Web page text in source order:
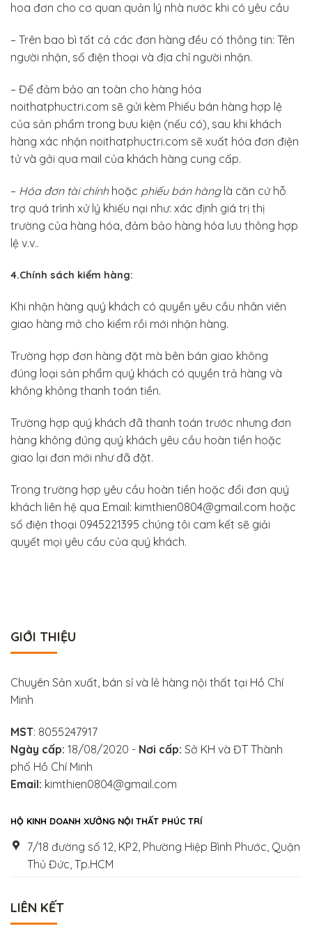
hoa đơn cho cơ quan quản lý nhà nước khi có yêu cầu
– Trên bao bì tất cả các đơn hàng đều có thông tin: Tên
người nhận, số điện thoại và địa chỉ người nhận.
– Để đảm bảo an toàn cho hàng hóa
noithatphuctri.com sẽ gửi kèm Phiếu bán hàng hợp lệ
của sản phẩm trong bưu kiện (nếu có), sau khi khách
hàng xác nhận noithatphuctri.com sẽ xuất hóa đơn điện
tử và gởi qua mail của khách hàng cung cấp.
– Hóa đơn tài chínhhoặc phiếu bán hànglà căn cứ hỗ
trợ quá trình xử lý khiếu nại như: xác định giá trị thị
trường của hàng hóa, đảm bảo hàng hóa lưu thông hợp
lệ v.v..
4.Chính sách kiểm hàng:
Khi nhận hàng quý khách có quyền yêu cầu nhân viên
giao hàng mở cho kiểm rồi mới nhận hàng.
Trường hợp đơn hàng đặt mà bên bán giao không
đúng loại sản phẩm quý khách có quyền trả hàng và
không không thanh toán tiền.
Trường hợp quý khách đã thanh toán trước nhưng đơn
hàng không đúng quý khách yêu cầu hoàn tiền hoặc
giao lại đơn mới như đã đặt.
Trong trường hợp yêu cầu hoàn tiền hoặc đổi đơn quý
khách liên hệ qua Email: kimthien0804@gmail.com hoặc
số điện thoại 0945221395 chúng tôi cam kết sẽ giải
quyết mọi yêu cầu của quý khách.
GIỚI THIỆU
Chuyên Sản xuất, bán sỉ và lẻ hàng nội thất tại Hồ Chí
Minh
MST: 8055247917
Ngày cấp: 18/08/2020 - Nơi cấp: Sở KH và ĐT Thành
phố Hồ Chí Minh
Email: kimthien0804@gmail.com
HỘ KINH DOANH XƯỞNG NỘI THẤT PHÚC TRÍ
7/18 đường số 12, KP2, Phường Hiệp Bình Phước, Quận
Thủ Đức, Tp.HCM
LIÊN KẾT